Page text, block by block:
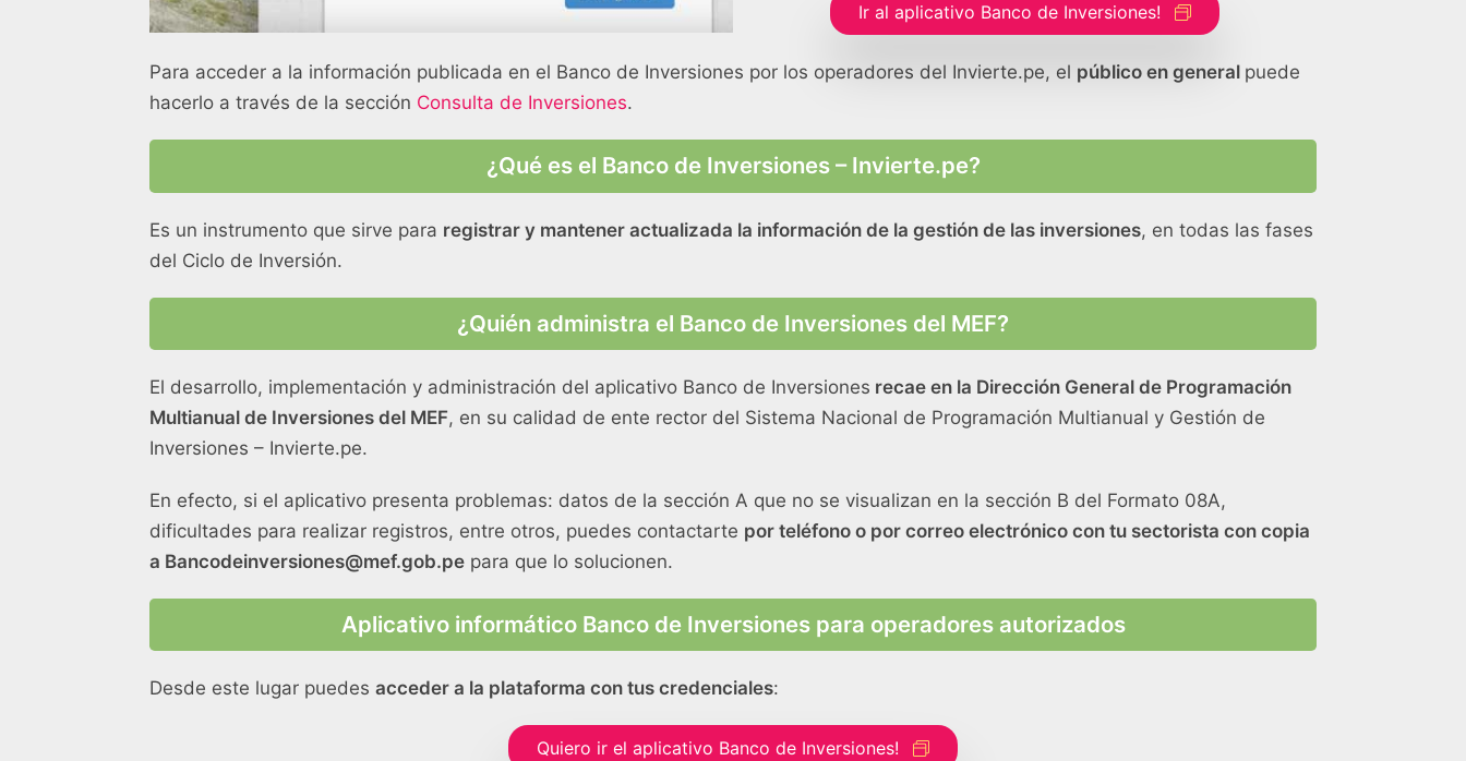
Ir al aplicativo Banco de Inversiones!
Para acceder a la información publicada en el Banco de Inversiones por los operadores del Invierte.pe, el público en general puede
hacerlo a través de la sección Consulta de Inversiones.
¿Qué es el Banco de Inversiones – Invierte.pe?
Es un instrumento que sirve para registrar y mantener actualizada la información de la gestión de las inversiones, en todas las fases
del Ciclo de Inversión.
¿Quién administra el Banco de Inversiones del MEF?
El desarrollo, implementación y administración del aplicativo Banco de Inversiones recae en la Dirección General de Programación
Multianual de Inversiones del MEF, en su calidad de ente rector del Sistema Nacional de Programación Multianual y Gestión de
Inversiones – Invierte.pe.
En efecto, si el aplicativo presenta problemas: datos de la sección A que no se visualizan en la sección B del Formato 08A,
dificultades para realizar registros, entre otros, puedes contactarte por teléfono o por correo electrónico con tu sectorista con copia
a Bancodeinversiones@mef.gob.pe para que lo solucionen.
Aplicativo informático Banco de Inversiones para operadores autorizados
Desde este lugar puedes acceder a la plataforma con tus credenciales:
Quiero ir el aplicativo Banco de Inversiones!